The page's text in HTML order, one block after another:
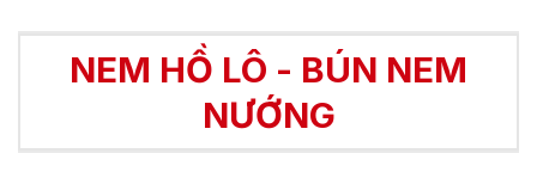
NEM HỒ LÔ - BÚN NEM
NƯỚNG